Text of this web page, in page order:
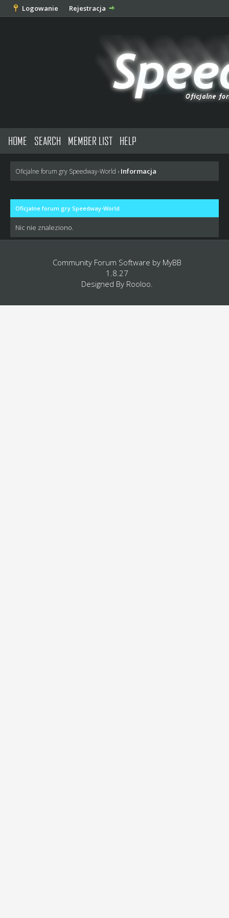
Logowanie Rejestracja
HOME SEARCH MEMBER LIST HELP
Oficjalne forum gry Speedway-World › Informacja
Oficjalne forum gry Speedway-World
Nic nie znaleziono.
Community Forum Software by MyBB
1.8.27
Designed By Rooloo.